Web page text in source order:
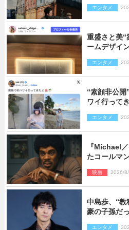
エンタメ
重盛さと美“
ームデザイ
エンタメ
“素顔非公
ワイ行って
エンタメ
『Michael
たコールマ
映画 2026/
中島歩、“教
豪の子孫だ
エンタメ